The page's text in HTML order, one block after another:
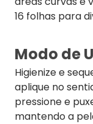
16 folhas para
Modo de
Higienize e
aplique no
pressione e
mantendo a